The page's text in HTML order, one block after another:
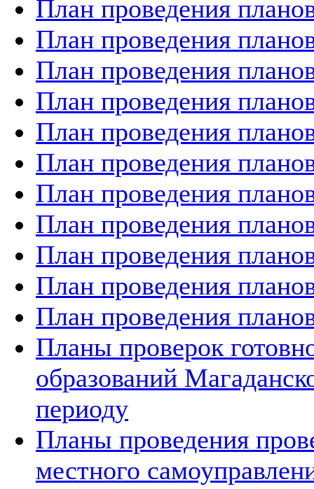
План проведения
План проведения
План проведения
План проведения
План проведения
План проведения
План проведения
План проведения
План проведения
План проведения
План проведения
Планы проверок
образований
периоду
Планы проведения
местного